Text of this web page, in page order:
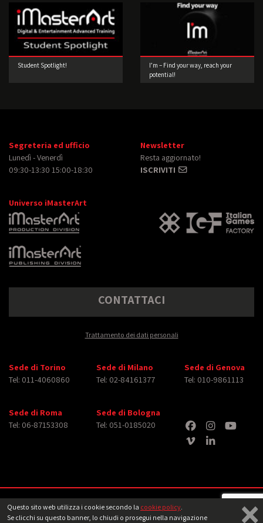
Questo sito web utilizza i cookie secondo la cookie policy.
Se clicchi su questo banner, lo chiudi o prosegui nella navigazione
Student Spotlight!
I’m – Find your way, reach your
potential!
Segreteria ed ufficio
Lunedì - Venerdì
09:30-13:30 15:00-18:30
Newsletter
Resta aggiornato!
ISCRIVITI
Universo iMasterArt
CONTATTACI
Trattamento dei dati personali
Sede di Torino
Tel: 011-4060860
Sede di Milano
Tel: 02-84161377
Sede di Genova
Tel: 010-9861113
Sede di Roma
Tel: 06-87153308
Sede di Bologna
Tel: 051-0185020
Copyright © 2026 iMasterArt S.r.l. ‐ All rights reserved. Tutti i diritti relativi ad
immagini e video pubblicati sono dei rispettiviaventi diritto Note legali